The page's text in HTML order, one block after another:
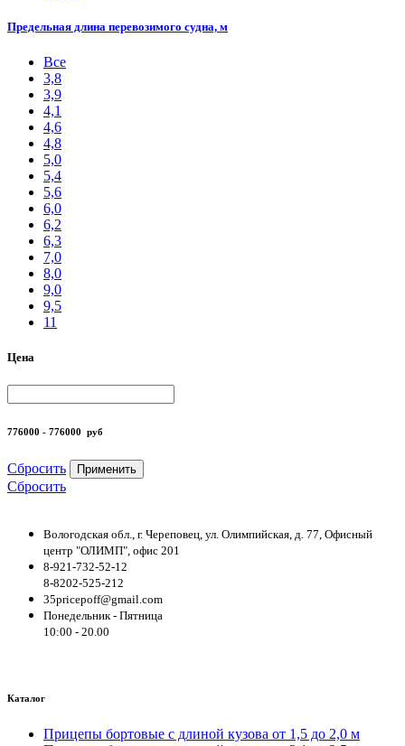
Предельная длина перевозимого судна, м
Все
3,8
3,9
4,1
4,6
4,8
5,0
5,4
5,6
6,0
6,2
6,3
7,0
8,0
9,0
9,5
11
Цена
776000 - 776000 руб
Сбросить Применить
Сбросить
Вологодская обл., г. Череповец, ул. Олимпийская, д. 77, Офисный
центр "ОЛИМП", офис 201
8-921-732-52-12
8-8202-525-212
35pricepoff@gmail.com
Понедельник - Пятница
10:00 - 20.00
Каталог
Прицепы бортовые с длиной кузова от 1,5 до 2,0 м